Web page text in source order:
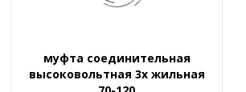
муфта соединительная
высоковольтная 3х жильная